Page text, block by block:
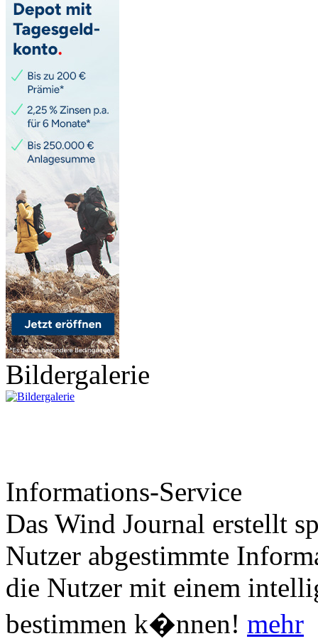
Bildergalerie
Informations-Service
Das Wind Journal erstellt
Nutzer abgestimmte
die Nutzer mit einem
bestimmen k�nnen! mehr